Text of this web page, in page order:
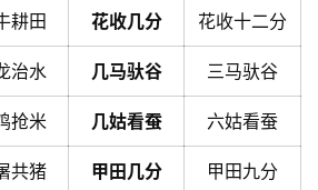
耕田 花收几分 花收十二分
治水 几马驮谷 三马驮谷
抢米 几姑看蚕 六姑看蚕
共猪 甲田几分 甲田九分